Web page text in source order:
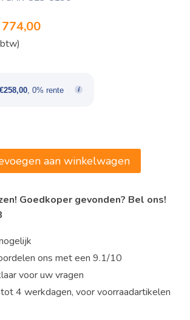
774,00Huidige
€774,00.
, 0% rente
aan winkelwagen
Goedkoper gevonden? Bel ons!
ons met een 9.1/10
voor uw vragen
4 werkdagen, voor voorraadartikelen